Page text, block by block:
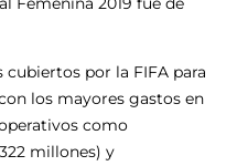
cubiertos por la FIFA para
los mayores gastos en
como
millones) y